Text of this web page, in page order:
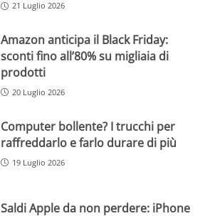
21 Luglio 2026
Amazon anticipa il Black Friday:
sconti fino all’80% su migliaia di
prodotti
20 Luglio 2026
Computer bollente? I trucchi per
raffreddarlo e farlo durare di più
19 Luglio 2026
Saldi Apple da non perdere: iPhone